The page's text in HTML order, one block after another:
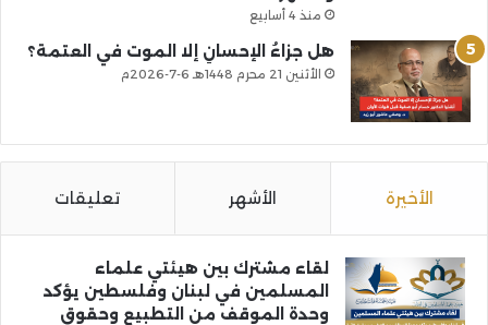
منذ 4 أسابيع
هل جزاءُ الإحسانِ إلا الموت في العتمة؟
الأثنين 21 محرم 1448هـ 6-7-2026م
الأخيرة الأشهر تعليقات
لقاء مشترك بين هيئتي علماء
المسلمين في لبنان وفلسطين يؤكد
وحدة الموقف من التطبيع وحقوق